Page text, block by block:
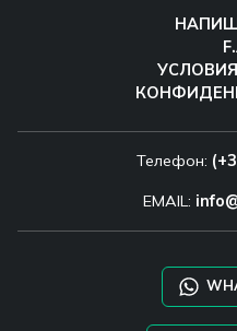
Телефон:
EMAIL: